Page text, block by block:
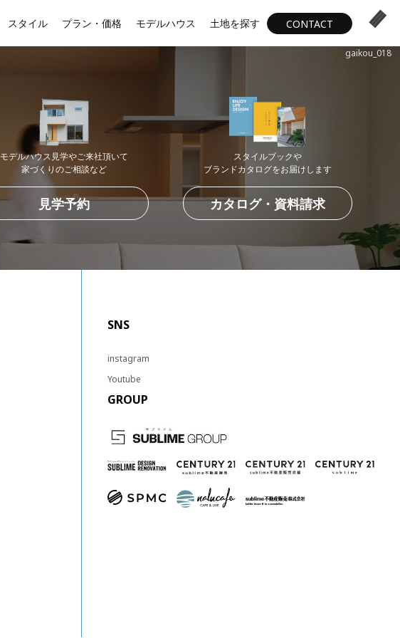
gaikou_018
スタイル プラン・価格 モデルハウス 土地を探す CONTACT
モデルハウス見学やご来社頂いて
家づくりのご相談など
見学予約
スタイルブックや
ブランドカタログをお届けします
カタログ・資料請求
SNS
instagram
Youtube
GROUP